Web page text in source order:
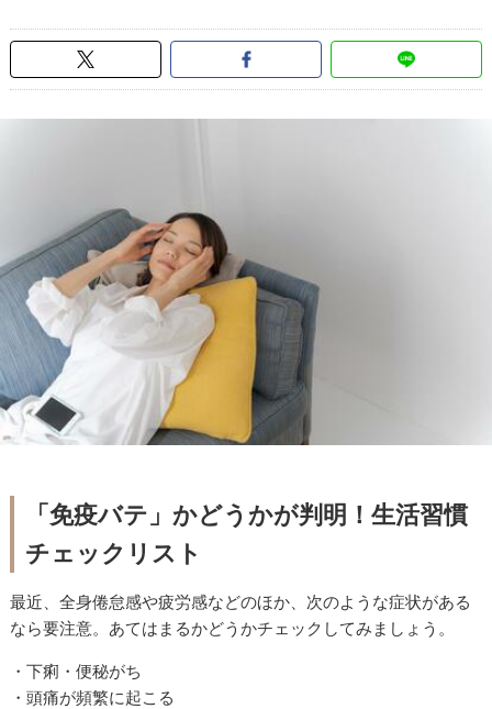
「免疫バテ」かどうかが判明！生活習慣
チェックリスト
最近、全身倦怠感や疲労感などのほか、次のような症状がある
なら要注意。あてはまるかどうかチェックしてみましょう。
・下痢・便秘がち
・頭痛が頻繁に起こる